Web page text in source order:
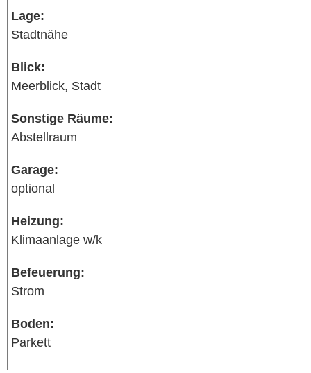
Lage:
Stadtnähe
Blick:
Meerblick, Stadt
Sonstige Räume:
Abstellraum
Garage:
optional
Heizung:
Klimaanlage w/k
Befeuerung:
Strom
Boden:
Parkett